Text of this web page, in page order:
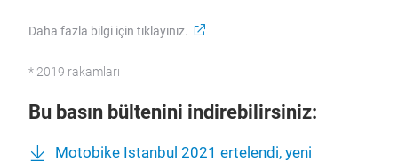
Daha fazla bilgi için tıklayınız.
* 2019 rakamları
Bu basın bültenini indirebilirsiniz:
Motobike Istanbul 2021 ertelendi, yeni